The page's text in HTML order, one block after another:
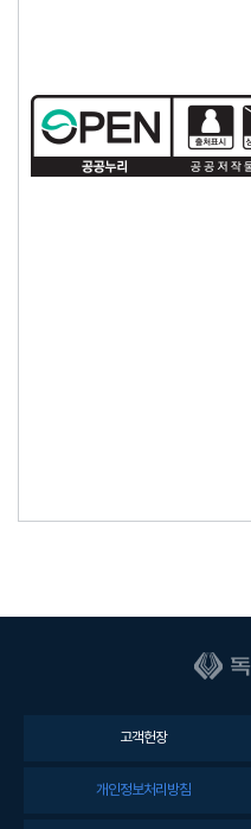
고객헌장
개인정보처리방침